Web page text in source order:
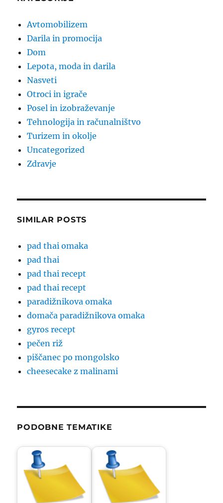
Avtomobilizem
Darila in promocija
Dom
Lepota, moda in darila
Nasveti
Otroci in igrače
Posel in izobraževanje
Tehnologija in računalništvo
Turizem in okolje
Uncategorized
Zdravje
SIMILAR POSTS
pad thai omaka
pad thai
pad thai recept
pad thai recept
paradižnikova omaka
domača paradižnikova omaka
gyros recept
pečen riž
piščanec po mongolsko
cheesecake z malinami
PODOBNE TEMATIKE